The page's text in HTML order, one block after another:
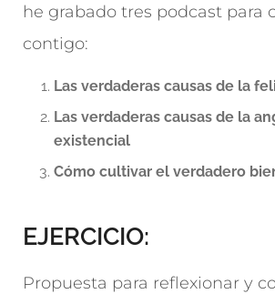
he grabado tres podcast para
contigo:
Las verdaderas causas de la
Las verdaderas causas de la
existencial
Cómo cultivar el verdadero
EJERCICIO:
Propuesta para reflexionar y